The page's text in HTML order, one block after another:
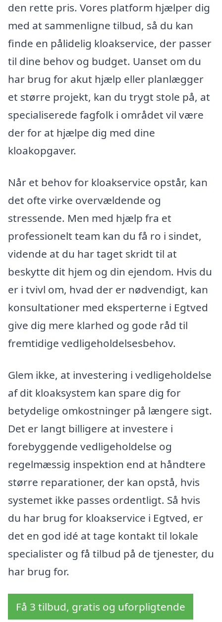
den rette pris. Vores platform hjælper dig
med at sammenligne tilbud, så du kan
finde en pålidelig kloakservice, der passer
til dine behov og budget. Uanset om du
har brug for akut hjælp eller planlægger
et større projekt, kan du trygt stole på, at
specialiserede fagfolk i området vil være
der for at hjælpe dig med dine
kloakopgaver.
Når et behov for kloakservice opstår, kan
det ofte virke overvældende og
stressende. Men med hjælp fra et
professionelt team kan du få ro i sindet,
vidende at du har taget skridt til at
beskytte dit hjem og din ejendom. Hvis du
er i tvivl om, hvad der er nødvendigt, kan
konsultationer med eksperterne i Egtved
give dig mere klarhed og gode råd til
fremtidige vedligeholdelsesbehov.
Glem ikke, at investering i vedligeholdelse
af dit kloaksystem kan spare dig for
betydelige omkostninger på længere sigt.
Det er langt billigere at investere i
forebyggende vedligeholdelse og
regelmæssig inspektion end at håndtere
større reparationer, der kan opstå, hvis
systemet ikke passes ordentligt. Så hvis
du har brug for kloakservice i Egtved, er
det en god idé at tage kontakt til lokale
specialister og få tilbud på de tjenester, du
har brug for.
Få 3 tilbud, gratis og uforpligtende